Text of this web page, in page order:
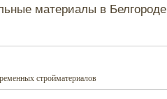
материалы в Белгороде
стройматериалов